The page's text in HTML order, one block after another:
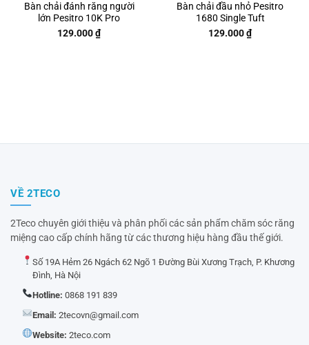
Bàn chải đánh răng người
lớn Pesitro 10K Pro
129.000₫
Bàn chải đầu nhỏ Pesitro
1680 Single Tuft
129.000₫
VỀ 2TECO
2Teco chuyên giới thiệu và phân phối các sản phẩm chăm sóc răng
miệng cao cấp chính hãng từ các thương hiệu hàng đầu thế giới.
Số 19A Hẻm 26 Ngách 62 Ngõ 1 Đường Bùi Xương Trạch, P. Khương
Đình, Hà Nội
Hotline: 0868 191 839
Email: 2tecovn@gmail.com
Website: 2teco.com